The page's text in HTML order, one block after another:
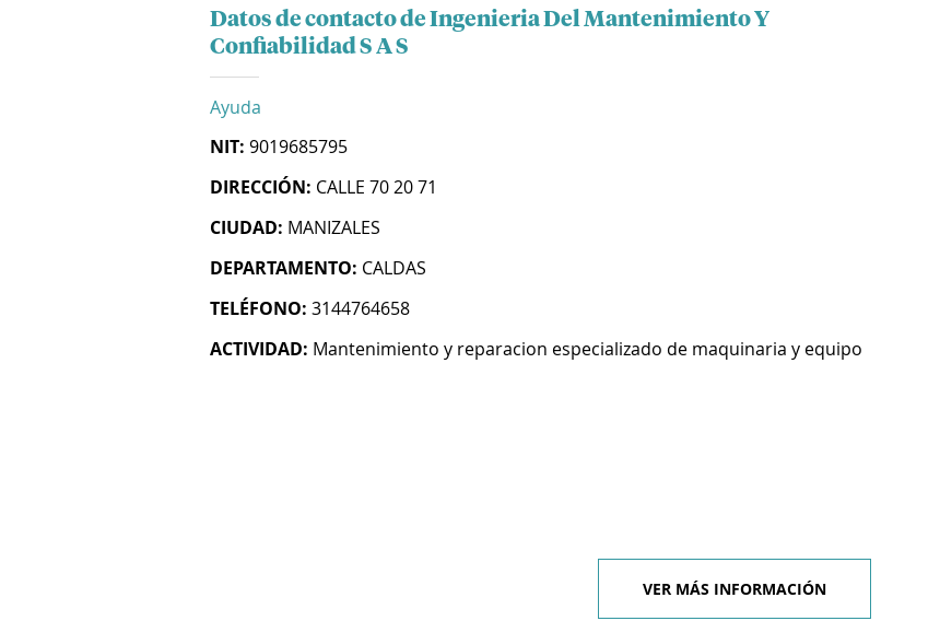
Datos de contacto de Ingenieria Del Mantenimiento Y
Confiabilidad S A S
Ayuda
NIT: 9019685795
DIRECCIÓN: CALLE 70 20 71
CIUDAD: MANIZALES
DEPARTAMENTO: CALDAS
TELÉFONO: 3144764658
ACTIVIDAD: Mantenimiento y reparacion especializado de maquinaria y equipo
VER MÁS INFORMACIÓN